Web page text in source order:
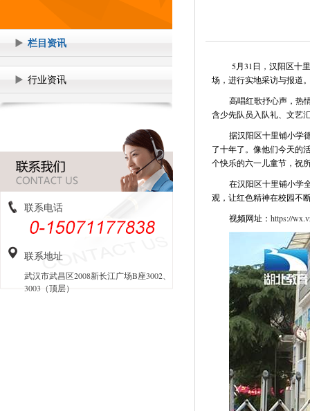
栏目资讯
行业资讯
联系电话
联系地址
武汉市武昌区2008新长江广场B座3002、
3003（顶层）
5月31日，汉阳区十
场，进行实地采访与报道
高唱红歌抒心声，热
含少先队员入队礼、文艺
据汉阳区十里铺小学
了十年了。像他们今天的
个快乐的六一儿童节，祝
在汉阳区十里铺小学
观，让红色精神在校园不
视频网址： https://